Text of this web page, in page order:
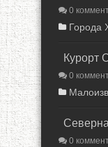
0
Города
Курорт
0
0